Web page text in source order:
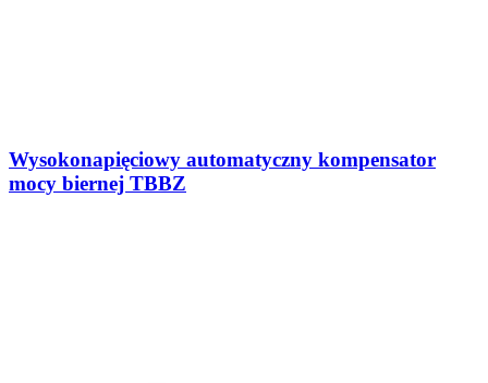
Wysokonapięciowy automatyczny kompensator
mocy biernej TBBZ